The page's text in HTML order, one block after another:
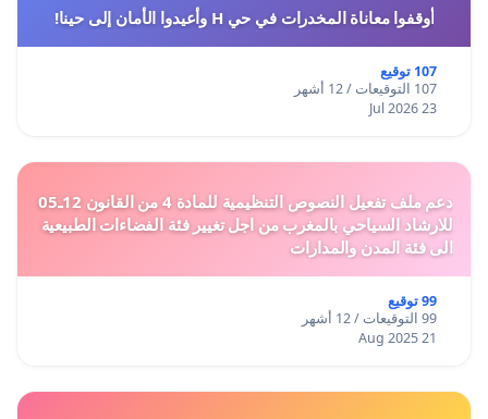
أوقفوا معاناة المخدرات في حي H وأعيدوا الأمان إلى حينا!
107 توقيع
107 التوقيعات / 12 أشهر
23 Jul 2026
دعم ملف تفعيل النصوص التنظيمية للمادة 4 من القانون 12ـ05
للارشاد السياحي بالمغرب من اجل تغيير فئة الفضاءات الطبيعية
الى فئة المدن والمدارات
99 توقيع
99 التوقيعات / 12 أشهر
21 Aug 2025